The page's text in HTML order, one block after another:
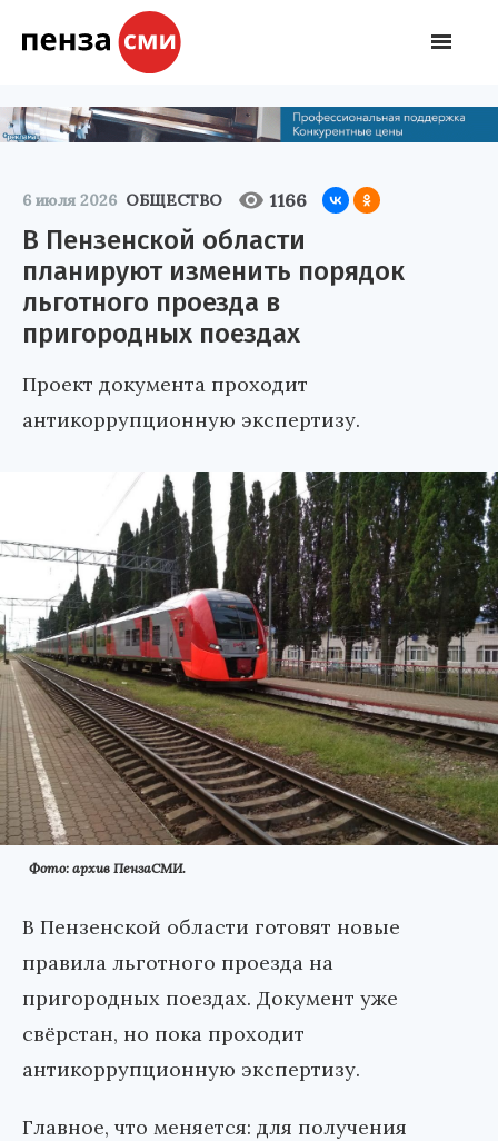
6 июля 2026 ОБЩЕСТВО 1166
В Пензенской области
планируют изменить порядок
льготного проезда в
пригородных поездах
Проект документа проходит
антикоррупционную экспертизу.
Фото: архив ПензаСМИ.
В Пензенской области готовят новые
правила льготного проезда на
пригородных поездах. Документ уже
свёрстан, но пока проходит
антикоррупционную экспертизу.
Главное, что меняется: для получения